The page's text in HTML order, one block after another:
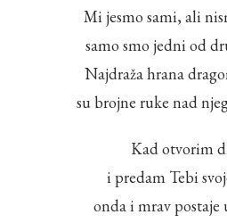
Mi jesmo sami, ali
samo smo jedni od
Najdraža hrana
su brojne ruke nad
Kad otvorim
i predam Tebi
onda i mrav postaje